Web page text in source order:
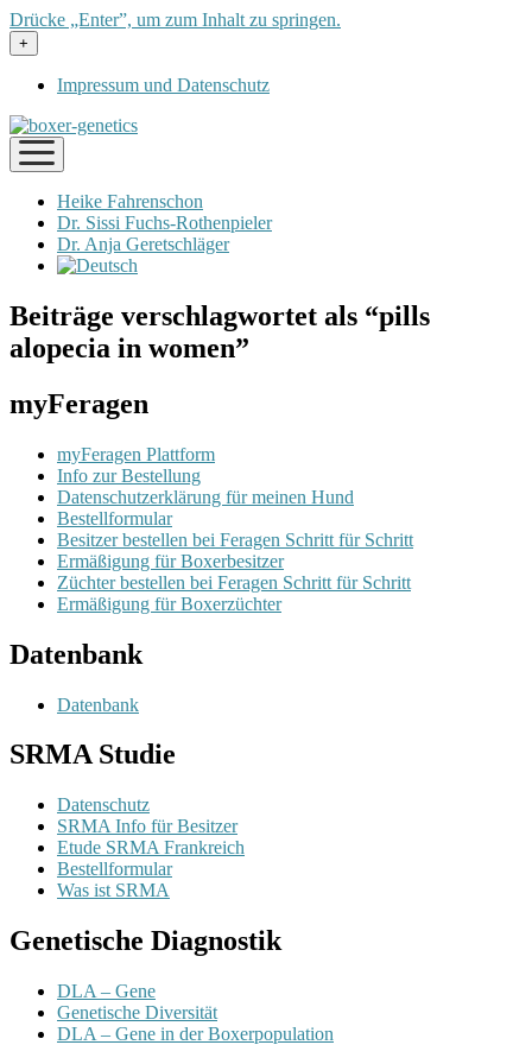
Drücke „Enter”, um zum Inhalt zu springen.
Menü
öffnen
+
Impressum und Datenschutz
Menü
öffnen
Heike Fahrenschon
Dr. Sissi Fuchs-Rothenpieler
Dr. Anja Geretschläger
Beiträge verschlagwortet als “pills
alopecia in women”
myFeragen
myFeragen Plattform
Info zur Bestellung
Datenschutzerklärung für meinen Hund
Bestellformular
Besitzer bestellen bei Feragen Schritt für Schritt
Ermäßigung für Boxerbesitzer
Züchter bestellen bei Feragen Schritt für Schritt
Ermäßigung für Boxerzüchter
Datenbank
Datenbank
SRMA Studie
Datenschutz
SRMA Info für Besitzer
Etude SRMA Frankreich
Bestellformular
Was ist SRMA
Genetische Diagnostik
DLA – Gene
Genetische Diversität
DLA – Gene in der Boxerpopulation